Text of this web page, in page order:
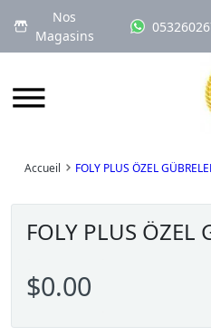
Nos
Magasins
Accueil FOLY PLUS ÖZEL
FOLY PLUS ÖZEL
$0.00